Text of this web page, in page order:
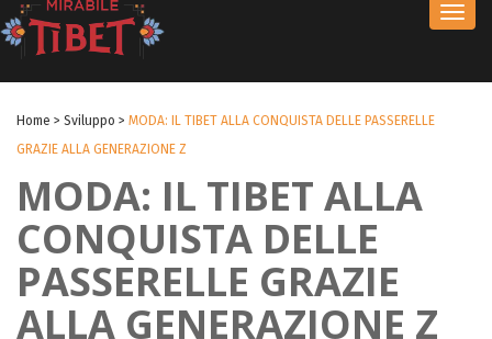
Home > Sviluppo > MODA: IL TIBET ALLA CONQUISTA DELLE PASSERELLE
GRAZIE ALLA GENERAZIONE Z
MODA: IL TIBET ALLA
CONQUISTA DELLE
PASSERELLE GRAZIE
ALLA GENERAZIONE Z